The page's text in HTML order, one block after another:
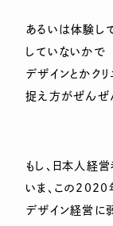
あるいは体験し
していないかで
デザインとかク
捉え方がぜんぜ
もし、日本人経営
いま、この2020
デザイン経営に